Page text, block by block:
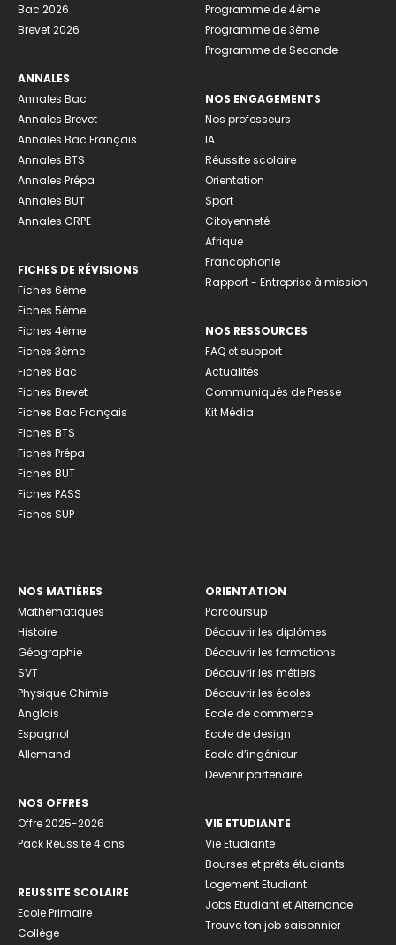
Bac 2026
Brevet 2026
ANNALES
Annales Bac
Annales Brevet
Annales Bac Français
Annales BTS
Annales Prépa
Annales BUT
Annales CRPE
FICHES DE RÉVISIONS
Fiches 6ème
Fiches 5ème
Fiches 4ème
Fiches 3ème
Fiches Bac
Fiches Brevet
Fiches Bac Français
Fiches BTS
Fiches Prépa
Fiches BUT
Fiches PASS
Fiches SUP
Programme de 4ème
Programme de 3ème
Programme de Seconde
NOS ENGAGEMENTS
Nos professeurs
IA
Réussite scolaire
Orientation
Sport
Citoyenneté
Afrique
Francophonie
Rapport - Entreprise à mission
NOS RESSOURCES
FAQ et support
Actualités
Communiqués de Presse
Kit Média
NOS MATIÈRES
Mathématiques
Histoire
Géographie
SVT
Physique Chimie
Anglais
Espagnol
Allemand
NOS OFFRES
Offre 2025-2026
Pack Réussite 4 ans
REUSSITE SCOLAIRE
Ecole Primaire
Collège
ORIENTATION
Parcoursup
Découvrir les diplômes
Découvrir les formations
Découvrir les métiers
Découvrir les écoles
Ecole de commerce
Ecole de design
Ecole d’ingénieur
Devenir partenaire
VIE ETUDIANTE
Vie Etudiante
Bourses et prêts étudiants
Logement Etudiant
Jobs Etudiant et Alternance
Trouve ton job saisonnier